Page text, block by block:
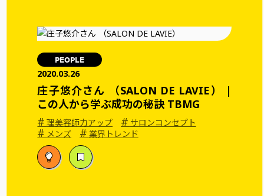
PEOPLE
2020.03.26
庄子悠介さん （SALON DE LAVIE） |
この人から学ぶ成功の秘訣 TBMG
#理美容師力アップ # サロンコンセプト
# メンズ # 業界トレンド